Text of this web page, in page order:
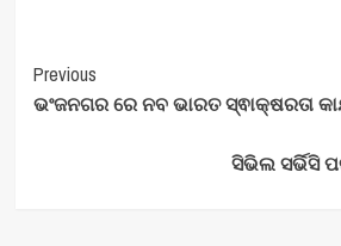
Post
Navigation
Previous
ଭଂଜନଗର ରେ ନବ ଭାରତ ସ୍ଵାକ୍ଷରତା
ସିଭିଲ ସର୍ଭିସି